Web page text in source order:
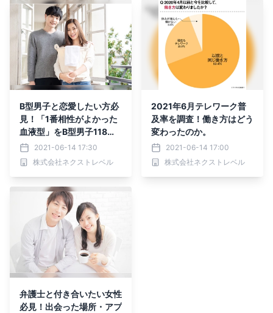
B型男子と恋愛したい方必
見！「1番相性がよかった
血液型」をB型男子118人
にアンケート
2021-06-14 17:30
株式会社ネクストレベル
2021年6月テレワーク普
及率を調査！働き方はどう
変わったのか。
2021-06-14 17:00
株式会社ネクストレベル
弁護士と付き合いたい女性
必見！出会った場所・アプ